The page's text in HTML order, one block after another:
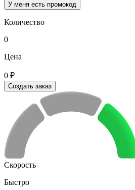
У меня есть промокод
Количество
0
Цена
0 ₽
Создать заказ
Скорость
Быстро